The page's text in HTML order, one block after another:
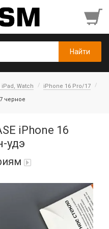
Watch
iPhone 16 Pro/17
черное
iPhone 16
удэ